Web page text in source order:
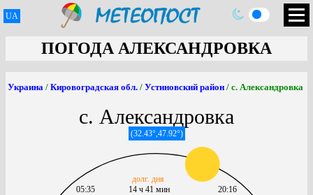
UA
ПОГОДА АЛЕКСАНДРОВКА
Украина / Кировоградская обл. / Устиновский район / с. Александровка
с. Александровка
(32.43°,47.92°)
05:35
14 ч 41 мин
долг. дня
20:16